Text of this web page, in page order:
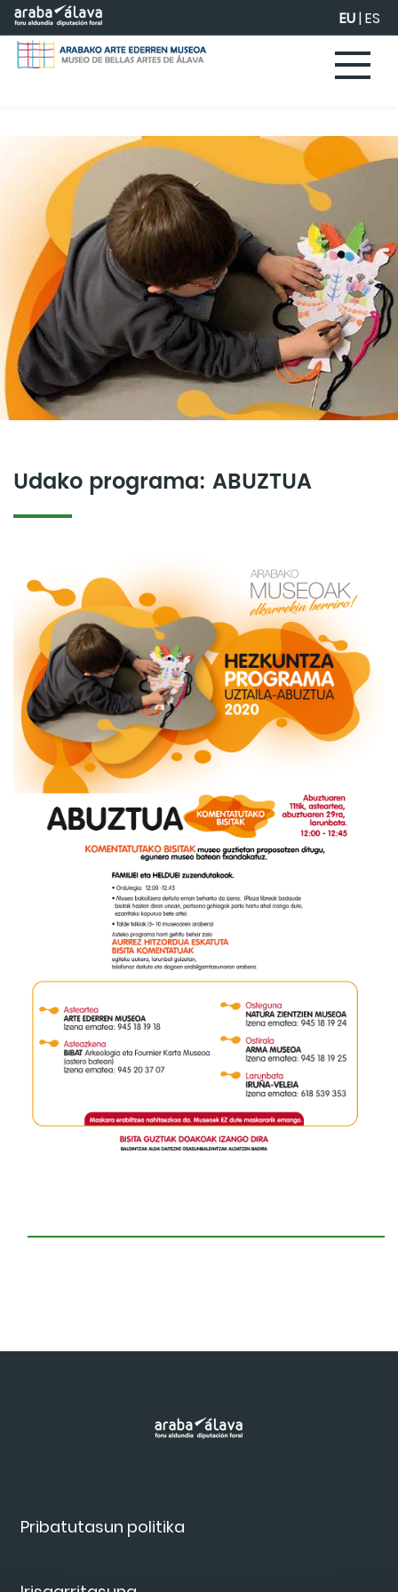
Eduki nagusira joan EU|ES
Udako programa: ABUZTUA
Pribatutasun politika